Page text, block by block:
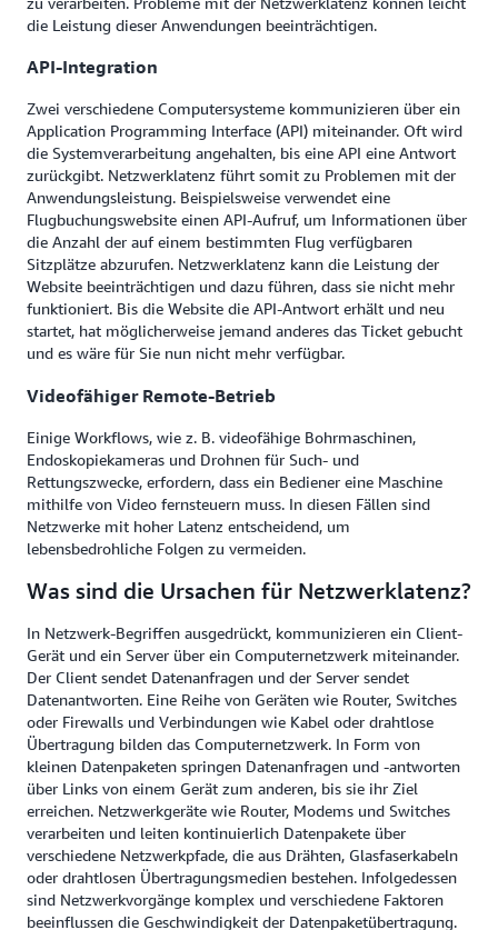
die Leistung dieser Anwendungen beeinträchtigen.
API-Integration
Zwei verschiedene Computersysteme kommunizieren über ein
Application Programming Interface (API) miteinander. Oft wird
die Systemverarbeitung angehalten, bis eine API eine Antwort
zurückgibt. Netzwerklatenz führt somit zu Problemen mit der
Anwendungsleistung. Beispielsweise verwendet eine
Flugbuchungswebsite einen API-Aufruf, um Informationen über
die Anzahl der auf einem bestimmten Flug verfügbaren
Sitzplätze abzurufen. Netzwerklatenz kann die Leistung der
Website beeinträchtigen und dazu führen, dass sie nicht mehr
funktioniert. Bis die Website die API-Antwort erhält und neu
startet, hat möglicherweise jemand anderes das Ticket gebucht
und es wäre für Sie nun nicht mehr verfügbar.
Videofähiger Remote-Betrieb
Einige Workflows, wie z. B. videofähige Bohrmaschinen,
Endoskopiekameras und Drohnen für Such- und
Rettungszwecke, erfordern, dass ein Bediener eine Maschine
mithilfe von Video fernsteuern muss. In diesen Fällen sind
Netzwerke mit hoher Latenz entscheidend, um
lebensbedrohliche Folgen zu vermeiden.
Was sind die Ursachen für Netzwerklatenz?
In Netzwerk-Begriffen ausgedrückt, kommunizieren ein Client-
Gerät und ein Server über ein Computernetzwerk miteinander.
Der Client sendet Datenanfragen und der Server sendet
Datenantworten. Eine Reihe von Geräten wie Router, Switches
oder Firewalls und Verbindungen wie Kabel oder drahtlose
Übertragung bilden das Computernetzwerk. In Form von
kleinen Datenpaketen springen Datenanfragen und -antworten
über Links von einem Gerät zum anderen, bis sie ihr Ziel
erreichen. Netzwerkgeräte wie Router, Modems und Switches
verarbeiten und leiten kontinuierlich Datenpakete über
verschiedene Netzwerkpfade, die aus Drähten, Glasfaserkabeln
oder drahtlosen Übertragungsmedien bestehen. Infolgedessen
sind Netzwerkvorgänge komplex und verschiedene Faktoren
beeinflussen die Geschwindigkeit der Datenpaketübertragung.